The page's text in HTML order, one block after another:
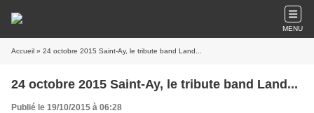
MENU
Accueil » 24 octobre 2015 Saint-Ay, le tribute band Land...
24 octobre 2015 Saint-Ay, le tribute band Land...
Publié le 19/10/2015 à 06:28